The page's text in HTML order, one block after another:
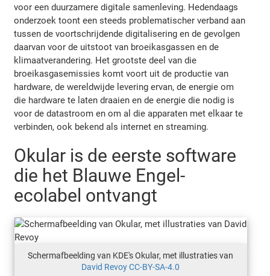
voor een duurzamere digitale samenleving. Hedendaags
onderzoek toont een steeds problematischer verband aan
tussen de voortschrijdende digitalisering en de gevolgen
daarvan voor de uitstoot van broeikasgassen en de
klimaatverandering. Het grootste deel van die
broeikasgasemissies komt voort uit de productie van
hardware, de wereldwijde levering ervan, de energie om
die hardware te laten draaien en de energie die nodig is
voor de datastroom en om al die apparaten met elkaar te
verbinden, ook bekend als internet en streaming.
Okular is de eerste software
die het Blauwe Engel-
ecolabel ontvangt
Schermafbeelding van KDE's Okular, met illustraties van
David Revoy CC-BY-SA-4.0